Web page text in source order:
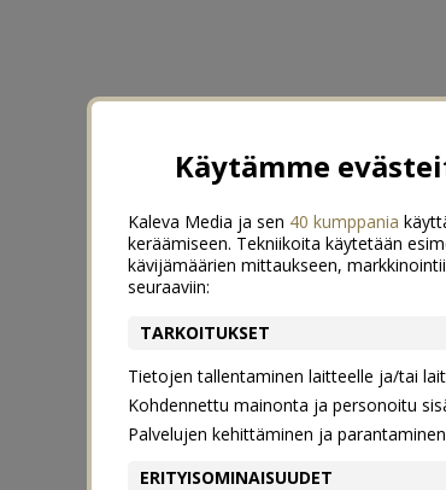
Käytämme
Kaleva Media ja sen 40 kumppania
keräämiseen. Tekniikoita käytetään
kävijämäärien mittaukseen,
seuraaviin:
TARKOITUKSET
Tietojen tallentaminen laitteelle ja/tai
Kohdennettu mainonta ja personoitu
Palvelujen kehittäminen ja parantaminen
ERITYISOMINAISUUDET